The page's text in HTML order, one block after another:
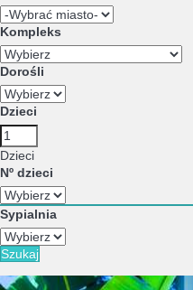
Kompleks
Dorośli
Dzieci
Dzieci
Nº dzieci
Sypialnia
Szukaj